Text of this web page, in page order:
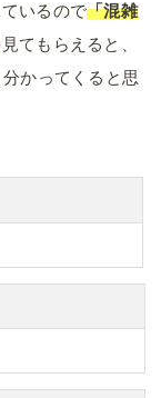
いるので「混雑
てもらえると、
かってくると思